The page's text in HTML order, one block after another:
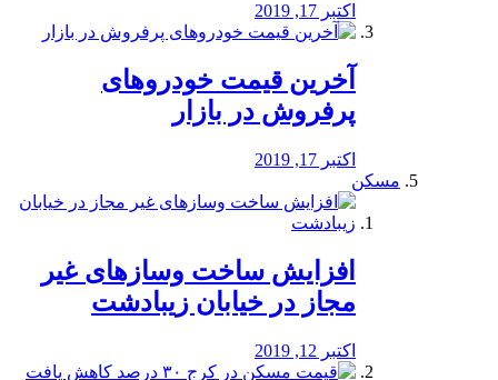
اکتبر 17, 2019
آخرین قیمت خودرو‌های
پرفروش در بازار
اکتبر 17, 2019
مسکن
افزایش ساخت وسازهای غیر
مجاز در خیابان زیبادشت
اکتبر 12, 2019